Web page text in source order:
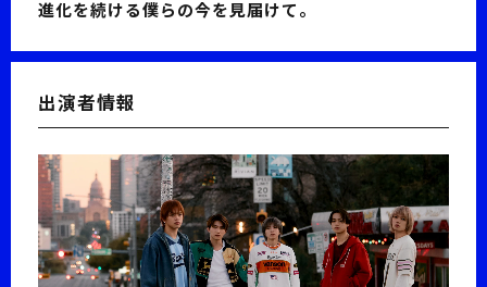
進化を続ける僕らの今を見届けて。
出演者情報